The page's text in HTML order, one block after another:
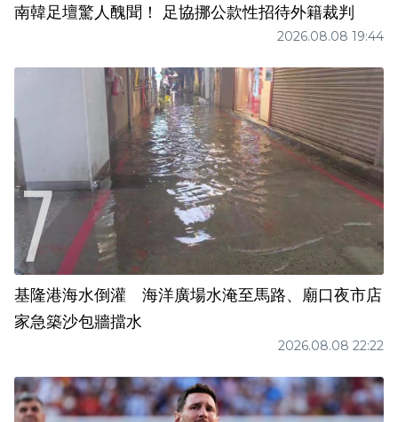
南韓足壇驚人醜聞！ 足協挪公款性招待外籍裁判
2026.08.08 19:44
基隆港海水倒灌 海洋廣場水淹至馬路、廟口夜市店
家急築沙包牆擋水
2026.08.08 22:22